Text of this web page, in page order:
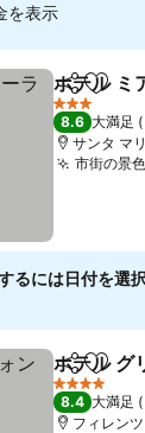
を表示
シェアお気
ホテル ミ
3 ホテルのラ
8.6 大満足
サンタ マ
市街の景
るには日付を選
シェアお気
ホテル グ
4 ホテルのラ
8.4 大満足
フィレン